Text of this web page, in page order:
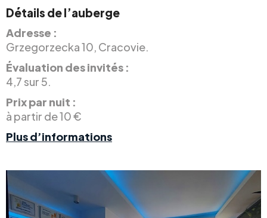
Détails de l’auberge
Adresse :
Grzegorzecka 10, Cracovie.
Évaluation des invités :
4,7 sur 5.
Prix par nuit :
à partir de 10 €
Plus d’informations